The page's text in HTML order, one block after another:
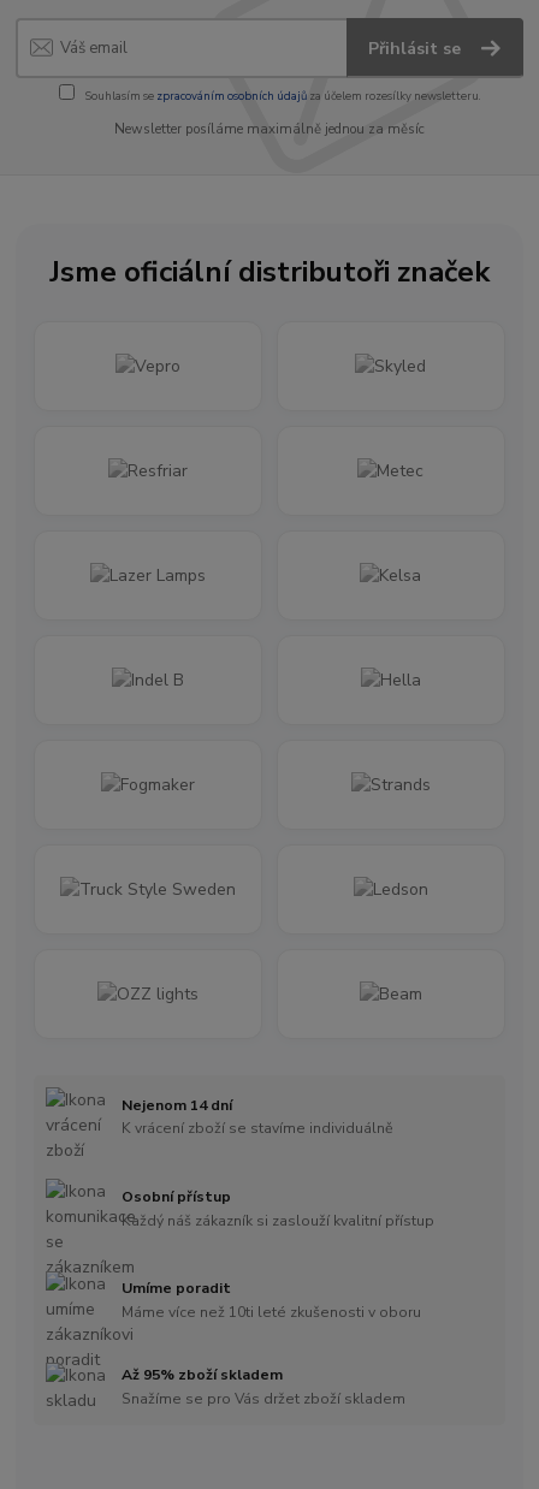
Přihlásit se
Souhlasím se zpracováním osobních údajůza účelem rozesílky newsletteru.
Newsletter posíláme maximálně jednou za měsíc
Jsme oficiální distributoři značek
Nejenom 14 dní
K vrácení zboží se stavíme individuálně
Osobní přístup
Každý náš zákazník si zaslouží kvalitní přístup
Umíme poradit
Máme více než 10ti leté zkušenosti v oboru
Až 95% zboží skladem
Snažíme se pro Vás držet zboží skladem